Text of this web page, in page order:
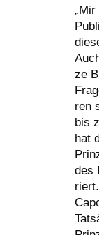
„Mir
ze
ren
bis
hat
des